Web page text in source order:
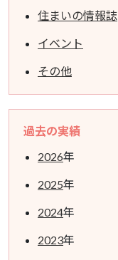
住まいの情報誌
イベント
その他
過去の実績
2026年
2025年
2024年
2023年